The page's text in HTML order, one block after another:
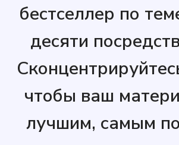
бестселлер по
десяти
чтобы ваш
лучшим, самым